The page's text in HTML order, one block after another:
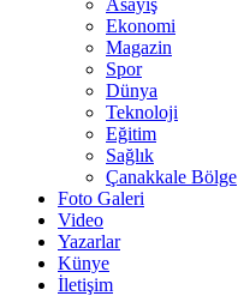
Asayiş
Ekonomi
Magazin
Spor
Dünya
Teknoloji
Eğitim
Sağlık
Çanakkale Bölge
Foto Galeri
Video
Yazarlar
Künye
İletişim